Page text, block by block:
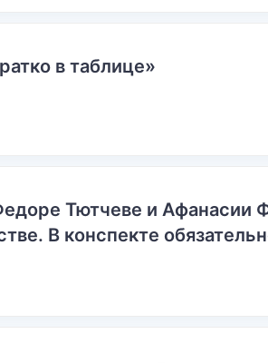
в таблице»
Тютчеве и Афанасии
В конспекте